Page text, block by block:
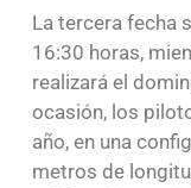
La tercera fecha
16:30 horas,
realizará el
ocasión, los
año, en una
metros de